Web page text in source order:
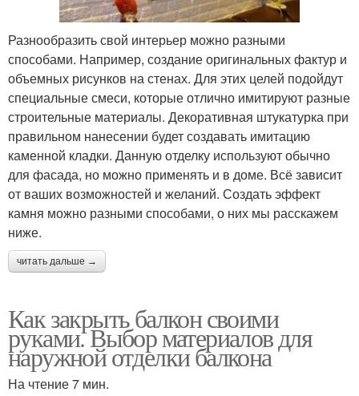
Разнообразить свой интерьер можно разными
способами. Например, создание оригинальных фактур и
объемных рисунков на стенах. Для этих целей подойдут
специальные смеси, которые отлично имитируют разные
строительные материалы. Декоративная штукатурка при
правильном нанесении будет создавать имитацию
каменной кладки. Данную отделку используют обычно
для фасада, но можно применять и в доме. Всё зависит
от ваших возможностей и желаний. Создать эффект
камня можно разными способами, о них мы расскажем
ниже.
читать дальше →
Как закрыть балкон своими
руками. Выбор материалов для
наружной отделки балкона
На чтение 7 мин.